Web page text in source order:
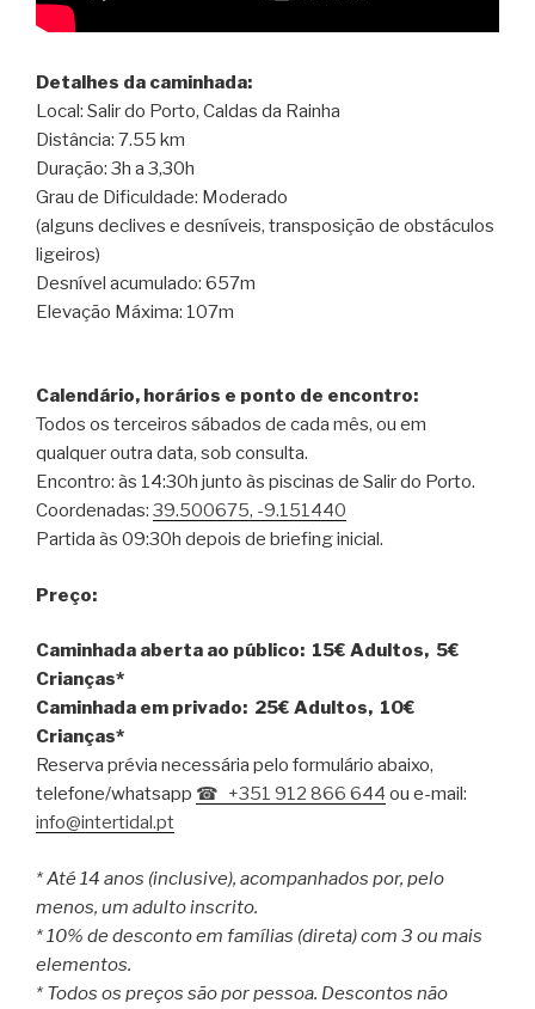
Detalhes da caminhada:
Local: Salir do Porto, Caldas da Rainha
Distância: 7.55 km
Duração: 3h a 3,30h
Grau de Dificuldade: Moderado
(alguns declives e desníveis, transposição de obstáculos
ligeiros)
Desnível acumulado: 657m
Elevação Máxima: 107m
Calendário, horários e ponto de encontro:
Todos os terceiros sábados de cada mês, ou em
qualquer outra data, sob consulta.
Encontro: às 14:30h junto às piscinas de Salir do Porto.
Coordenadas: 39.500675, -9.151440
Partida às 09:30h depois de briefing inicial.
Preço:
Caminhada aberta ao público: 15€ Adultos, 5€
Crianças*
Caminhada em privado: 25€ Adultos, 10€
Crianças*
Reserva prévia necessária pelo formulário abaixo,
telefone/whatsapp
+351 912 866 644 ou e-mail:
info@intertidal.pt
* Até 14 anos (inclusive), acompanhados por, pelo
menos, um adulto inscrito.
* 10% de desconto em famílias (direta) com 3 ou mais
elementos.
* Todos os preços são por pessoa. Descontos não